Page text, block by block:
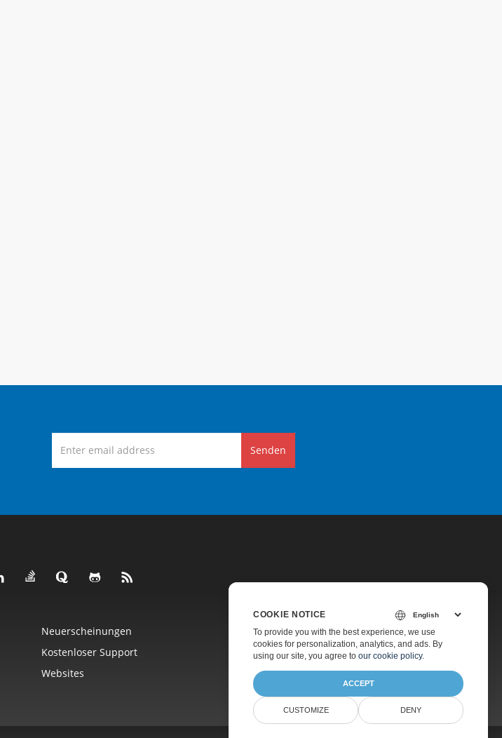
Senden
Neuerscheinungen
Preise
Kostenloser Support
Kostenlose Beratung
Websites Über
COOKIE NOTICE
To provide you with the best experience, we use
cookies for personalization, analytics, and ads. By
using our site, you agree to our cookie policy.
ACCEPT
CUSTOMIZE DENY